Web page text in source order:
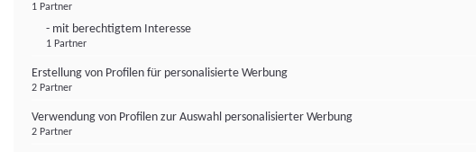
1 Partner
- mit berechtigtem Interesse
1 Partner
Erstellung von Profilen für personalisierte Werbung
2 Partner
Verwendung von Profilen zur Auswahl personalisierter Werbung
2 Partner